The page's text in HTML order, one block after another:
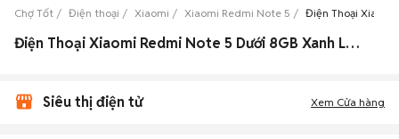
Chợ Tốt Điện thoại Xiaomi Xiaomi Redmi Note 5 Điện Thoại Xiaomi
Điện Thoại Xiaomi Redmi Note 5 Dưới 8GB Xanh Lá Cũ & Mới Giá Siêu Rẻ
Siêu thị điện tử Xem Cửa hàng